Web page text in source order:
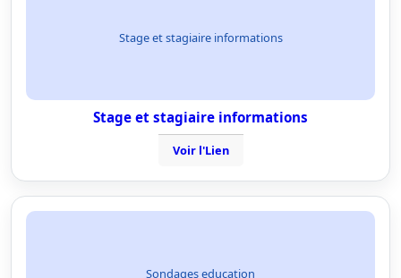
Stage et stagiaire informations
Stage et stagiaire informations
Voir l'Lien
Sondages education